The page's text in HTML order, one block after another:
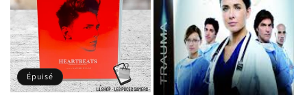
t
i
o
Épuisé